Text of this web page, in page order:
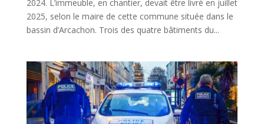
2024. L’immeuble, en chantier, devait être livré en juillet
2025, selon le maire de cette commune située dans le
bassin d’Arcachon. Trois des quatre bâtiments du...